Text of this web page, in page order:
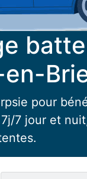
pour
7 jour et